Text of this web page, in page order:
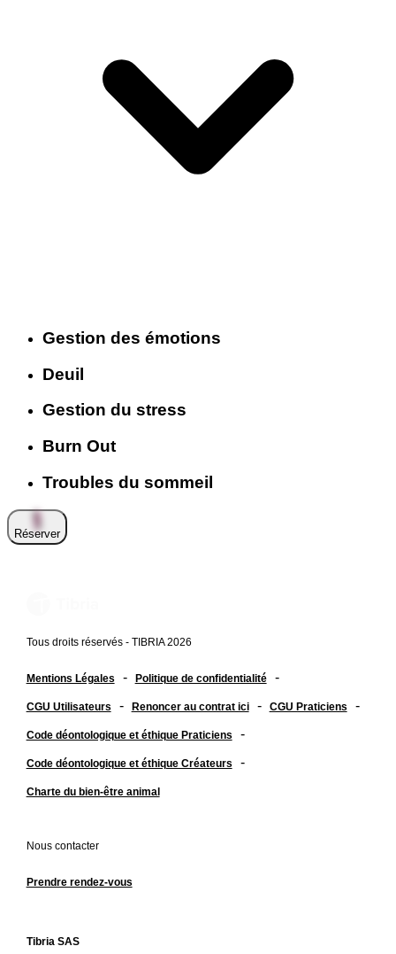
Gestion des émotions
Deuil
Gestion du stress
Burn Out
Troubles du sommeil
Réserver
Tous droits réservés - TIBRIA 2026
Mentions Légales - Politique de confidentialité -
CGU Utilisateurs - Renoncer au contrat ici - CGU Praticiens -
Code déontologique et éthique Praticiens -
Code déontologique et éthique Créateurs -
Charte du bien-être animal
Nous contacter
Prendre rendez-vous
Tibria SAS